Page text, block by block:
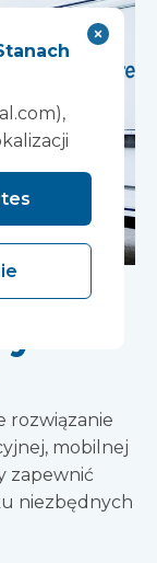
rozwiązanie
mobilnej
zapewnić
niezbędnych